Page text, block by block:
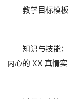
教学目标模
知识与技能
内心的 XX 真情